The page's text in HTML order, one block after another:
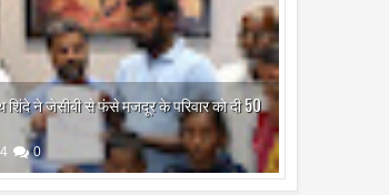
शिंदे ने जेसीबी से फंसे मजदूर के परिवार को दी 50
0